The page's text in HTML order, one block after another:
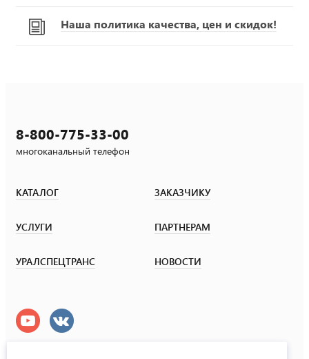
Наша политика качества, цен и скидок!
8-800-775-33-00
многоканальный телефон
КАТАЛОГ ЗАКАЗЧИКУ
УСЛУГИ ПАРТНЕРАМ
УРАЛСПЕЦТРАНС НОВОСТИ